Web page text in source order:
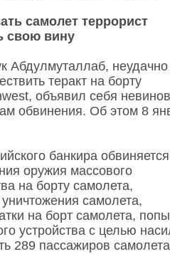
самолет террорист
свою вину
Абдулмуталлаб, неудачно
теракт на борту
объявил себя
обвинения. Об этом 8
банкира
оружия массового
на борту самолета,
самолета,
на борт самолета,
устройства с целью
289 пассажиров